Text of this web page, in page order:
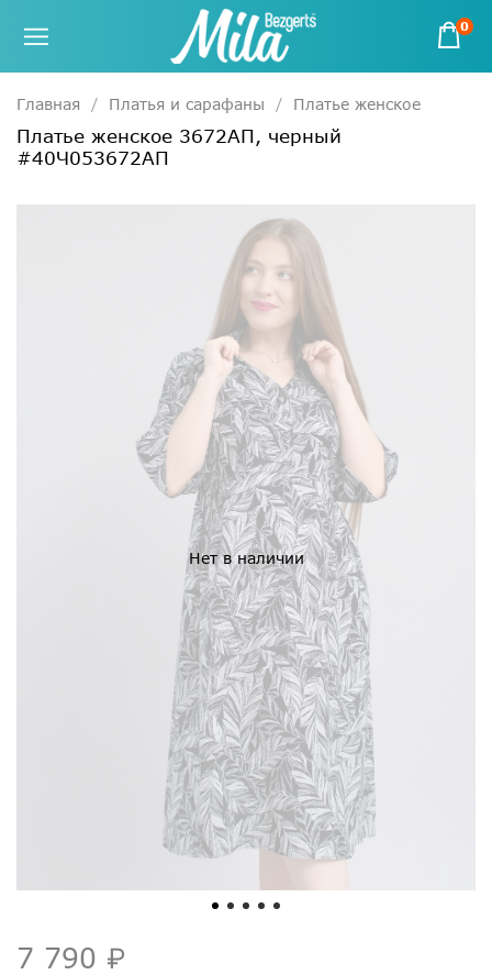
0
Главная Платья и сарафаны Платье женское
Платье женское 3672АП, черный
#40Ч053672АП
Нет в наличии
7 790 ₽